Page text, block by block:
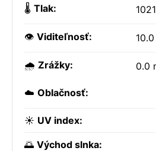
🌡️ Tlak:
👁️ Viditeľnosť:
🌧️ Zrážky: 0.0
☁️ Oblačnosť:
☀️ UV index:
🌅 Východ slnka: